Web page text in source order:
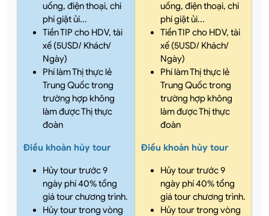
uống, điện thoại, chi
phí giặt ủi...
Tiền TIP cho HDV, tài
xế (5USD/ Khách/
Ngày)
Phí làm Thị thực lẻ
Trung Quốc trong
trường hợp không
làm được Thị thực
đoàn
Điều khoản hủy tour
Hủy tour trước 9
ngày phí 40% tổng
giá tour chương trình.
Hủy tour trong vòng
uống, điện thoại, chi
phí giặt ủi...
Tiền TIP cho HDV, tài
xế (5USD/ Khách/
Ngày)
Phí làm Thị thực lẻ
Trung Quốc trong
trường hợp không
làm được Thị thực
đoàn
Điều khoản hủy tour
Hủy tour trước 9
ngày phí 40% tổng
giá tour chương trình.
Hủy tour trong vòng